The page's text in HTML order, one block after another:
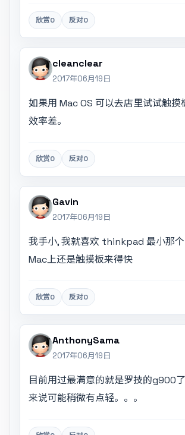
欣赏0 反对0
cleanclear
2017年06月19日
如果用 Mac OS 可以去店里试试触摸
效率差。
欣赏0 反对0
Gavin
2017年06月19日
我手小, 我就喜欢 thinkpad 最小那
Mac上还是触摸板来得快
欣赏0 反对0
AnthonySama
2017年06月19日
目前用过最满意的就是罗技的g900
来说可能稍微有点轻。。。